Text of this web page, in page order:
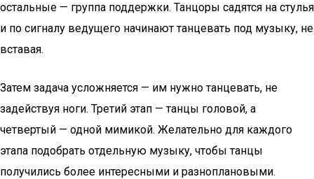
остальные — группа поддержки. Танцоры садятся на стулья
и по сигналу ведущего начинают танцевать под музыку, не
вставая.
Затем задача усложняется — им нужно танцевать, не
задействуя ноги. Третий этап — танцы головой, а
четвертый — одной мимикой. Желательно для каждого
этапа подобрать отдельную музыку, чтобы танцы
получились более интересными и разноплановыми.